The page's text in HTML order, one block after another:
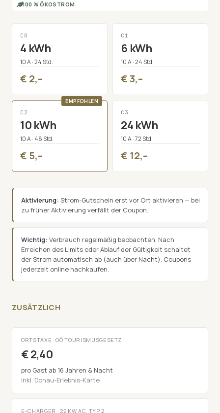
100 % ÖKOSTROM
C0
4 kWh
10 A · 24 Std.
€ 2,–
C1
6 kWh
10 A · 24 Std.
€ 3,–
C2
10 kWh
10 A · 48 Std.
€ 5,–
C3
24 kWh
10 A · 72 Std.
€ 12,–
Aktivierung: Strom-Gutschein erst vor Ort aktivieren — bei
zu früher Aktivierung verfällt der Coupon.
Wichtig: Verbrauch regelmäßig beobachten. Nach
Erreichen des Limits oder Ablauf der Gültigkeit schaltet
der Strom automatisch ab (auch über Nacht). Coupons
jederzeit online nachkaufen.
ZUSÄTZLICH
ORTSTAXE · OÖ TOURISMUSGESETZ
€ 2,40
pro Gast ab 16 Jahren & Nacht
inkl. Donau-Erlebnis-Karte
E-CHARGER · 22 KW AC, TYP 2